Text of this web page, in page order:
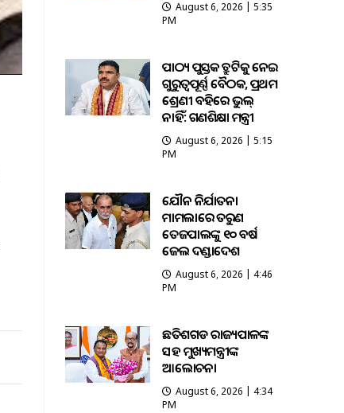
August 6, 2026 | 5:35
PM
ପାଠ୍ୟ ପୁସ୍ତକ ତ୍ରୁଟିକୁ ନେଇ
ଗୁରୁତ୍ବପୂର୍ଣ୍ଣ ବୈଠକ, ପ୍ରଥମ
ଶ୍ରେଣୀ ବହିରେ ଭୁଲ୍
ନାହିଁ: ଗଣଶିକ୍ଷା ମନ୍ତ୍ରୀ
August 6, 2026 | 5:15
PM
ଯୌନ ନିର୍ଯାତନା
ମାମଲାରେ ତରୁଣ
ତେଜପାଲଙ୍କୁ ୧୦ ବର୍ଷ
ଜେଲ ଦଣ୍ଡାଦେଶ
August 6, 2026 | 4:46
PM
ଛତିଶଗଡ ରାଜ୍ୟପାଳଙ୍କ
ସହ ମୁଖ୍ୟମନ୍ତ୍ରୀଙ୍କ
ଆଲୋଚନା
August 6, 2026 | 4:34
PM